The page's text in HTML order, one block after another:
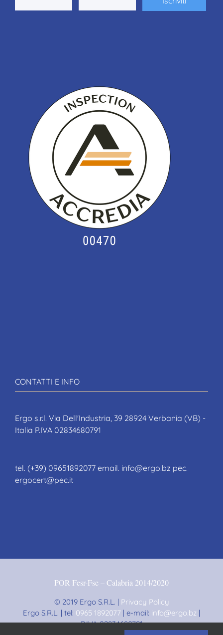
CONTATTI E INFO
Ergo s.r.l. Via Dell'Industria, 39 28924 Verbania (VB) -
Italia P.IVA 02834680791
tel. (+39) 09651892077 email. info@ergo.bz pec.
ergocert@pec.it
POR Fesr-Fse – Calabria 2014/2020
© 2019 Ergo S.R.L. | Privacy Policy
Ergo S.R.L. | tel: 0965 1892077 | e-mail: info@ergo.bz |
P.IVA 02834680791